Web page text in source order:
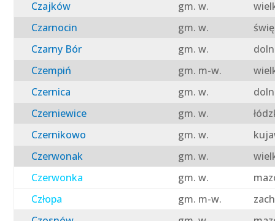
Czajków
gm. w.
Czarnocin
gm. w.
Czarny Bór
gm. w.
Czempiń
gm. m-w.
Czernica
gm. w.
Czerniewice
gm. w.
Czernikowo
gm. w.
Czerwonak
gm. w.
Czerwonka
gm. w.
Człopa
gm. m-w.